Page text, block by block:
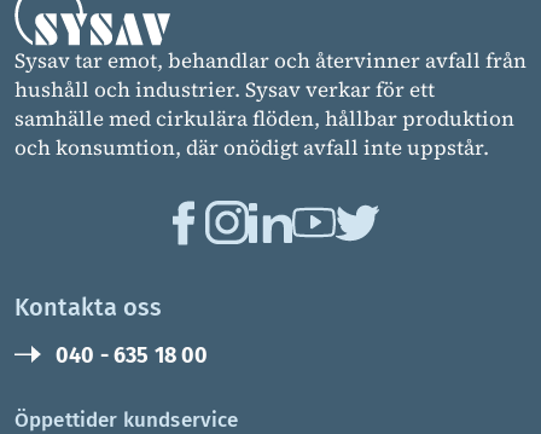
Sysav tar emot, behandlar och återvinner avfall från
hushåll och industrier. Sysav verkar för ett
samhälle med cirkulära flöden, hållbar produktion
och konsumtion, där onödigt avfall inte uppstår.
Kontakta oss
040 - 635 18 00
Öppettider kundservice